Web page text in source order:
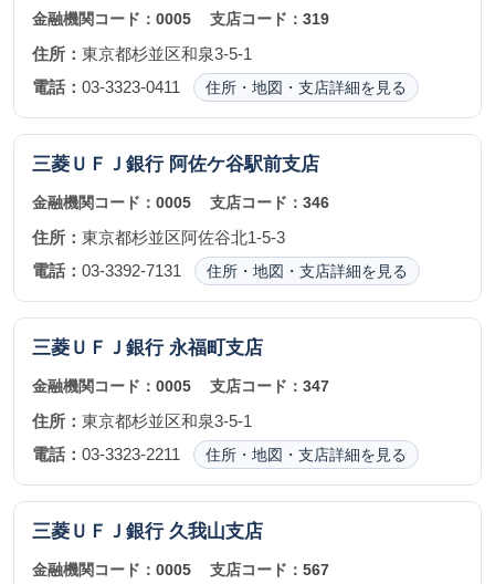
金融機関コード： 0005 支店コード：319
住所： 東京都杉並区和泉3-5-1
電話： 03-3323-0411 住所・地図・支店詳細を見る
三菱ＵＦＪ銀行 阿佐ケ谷駅前支店
金融機関コード： 0005 支店コード：346
住所： 東京都杉並区阿佐谷北1-5-3
電話： 03-3392-7131 住所・地図・支店詳細を見る
三菱ＵＦＪ銀行 永福町支店
金融機関コード： 0005 支店コード：347
住所： 東京都杉並区和泉3-5-1
電話： 03-3323-2211 住所・地図・支店詳細を見る
三菱ＵＦＪ銀行 久我山支店
金融機関コード： 0005 支店コード：567